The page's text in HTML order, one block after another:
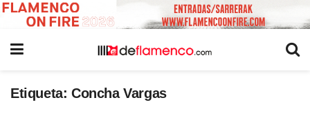
Etiqueta: Concha Vargas